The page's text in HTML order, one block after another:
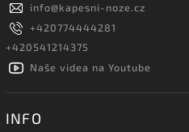
info@kapesni-noze.cz
+420774444281
+420541214375
Naše videa na Youtube
INFO